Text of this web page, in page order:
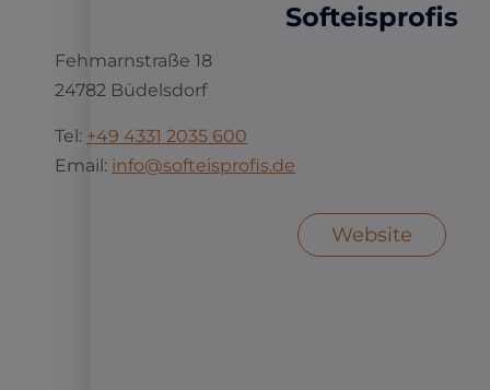
Softeisprofis
Fehmarnstraße 18
24782 Büdelsdorf
Tel: +49 4331 2035 600
Email: info@softeisprofis.de
Website